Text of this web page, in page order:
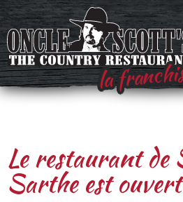
la
Le restaurant de
Sarthe est